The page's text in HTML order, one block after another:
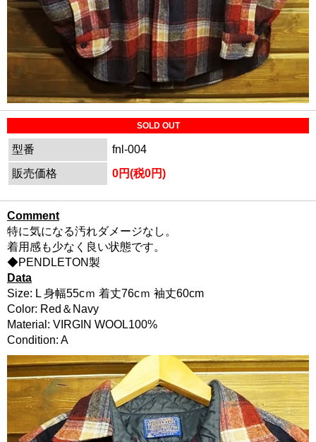
SOLD OUT
型番
fnl-004
販売価格
0円(税0円)
Comment
特に気になる汚れダメージなし。
着用感も少なく良い状態です。
◆PENDLETON製
Data
Size: L 身幅55cｍ 着丈76cｍ 袖丈60cm
Color: Red＆Navy
Material: VIRGIN WOOL100%
Condition: A